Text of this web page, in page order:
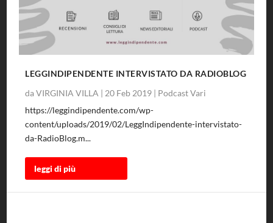
LEGGINDIPENDENTE INTERVISTATO DA RADIOBLOG
daVIRGINIA VILLA | 20 Feb 2019 | Podcast Vari
https://leggindipendente.com/wp-
content/uploads/2019/02/LeggIndipendente-intervistato-
da-RadioBlog.m...
leggi di più